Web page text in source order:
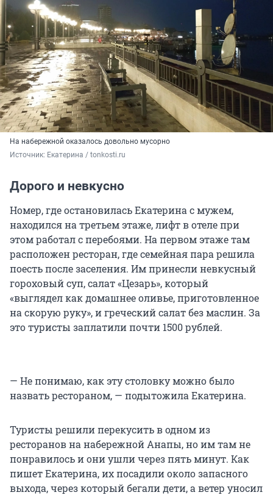
На набережной оказалось довольно мусорно
Источник: Екатерина / tonkosti.ru
Дорого и невкусно
Номер, где остановилась Екатерина с мужем,
находился на третьем этаже, лифт в отеле при
этом работал с перебоями. На первом этаже там
расположен ресторан, где семейная пара решила
поесть после заселения. Им принесли невкусный
гороховый суп, салат «Цезарь», который
«выглядел как домашнее оливье, приготовленное
на скорую руку», и греческий салат без маслин. За
это туристы заплатили почти 1500 рублей.
— Не понимаю, как эту столовку можно было
назвать рестораном, — подытожила Екатерина.
Туристы решили перекусить в одном из
ресторанов на набережной Анапы, но им там не
понравилось и они ушли через пять минут. Как
пишет Екатерина, их посадили около запасного
выхода, через который бегали дети, а ветер уносил